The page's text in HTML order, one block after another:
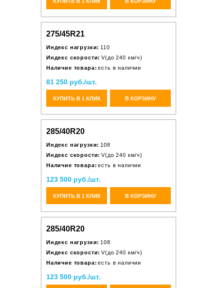
275/45R21
Индекс нагрузки: 110
Индекс скорости: V(до 240 км/ч)
Наличие товара: есть в наличии
81 250 руб./шт.
КУПИТЬ В 1 КЛИК В КОРЗИНУ
285/40R20
Индекс нагрузки: 108
Индекс скорости: V(до 240 км/ч)
Наличие товара: есть в наличии
123 500 руб./шт.
КУПИТЬ В 1 КЛИК В КОРЗИНУ
285/40R20
Индекс нагрузки: 108
Индекс скорости: V(до 240 км/ч)
Наличие товара: есть в наличии
123 500 руб./шт.